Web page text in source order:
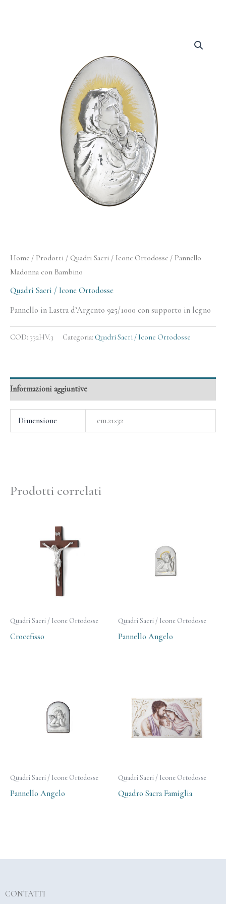
Home / Prodotti / Quadri Sacri / Icone Ortodosse / Pannello
Madonna con Bambino
Quadri Sacri / Icone Ortodosse
Pannello in Lastra d’Argento 925/1000 con supporto in legno
COD: 332HV.3 Categoria: Quadri Sacri / Icone Ortodosse
Informazioni aggiuntive
Dimensione cm.21×32
Prodotti correlati
Quadri Sacri / Icone Ortodosse
Crocefisso
Quadri Sacri / Icone Ortodosse
Pannello Angelo
Quadri Sacri / Icone Ortodosse
Pannello Angelo
Quadri Sacri / Icone Ortodosse
Quadro Sacra Famiglia
CONTATTI